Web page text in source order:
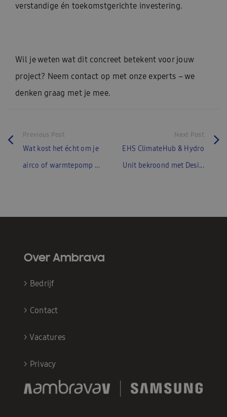
verstandige én toekomstgerichte investering.
Wil je weten wat dit concreet betekent voor jouw
project? Neem contact op met onze experts – we
denken graag met je mee.
Previous Post
Wat kost het écht om je
airco of warmtepomp ...
Next Post
EHS ClimateHub & Hydro
Unit bekroond met Desi...
Over Ambrava
> Bedrijf
> Contact
> Vacatures
> Privacy